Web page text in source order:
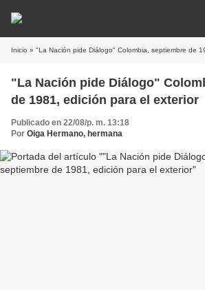
Inicio » "La Nación pide Diálogo" Colombia, septiembre de
"La Nación pide Diálogo"
de 1981, edición para el exterior
Publicado en 22/08/p. m. 13:18
Por Oiga Hermano, hermana